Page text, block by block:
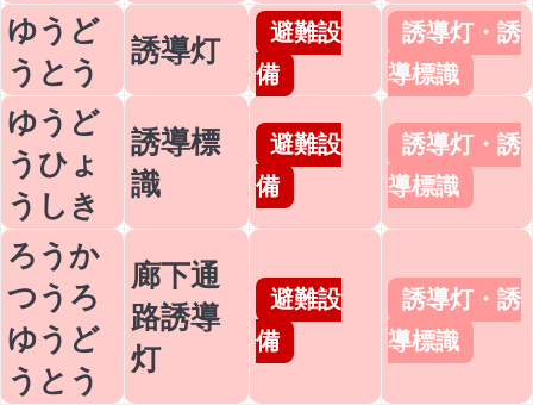
ゆうど
うとう
誘導灯
避難設
備
誘導灯・誘
導標識
ゆうど
うひょ
うしき
誘導標
識
避難設
備
誘導灯・誘
導標識
ろうか
つうろ
ゆうど
うとう
廊下通
路誘導
灯
避難設
備
誘導灯・誘
導標識